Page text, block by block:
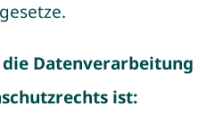
Datenverarbeitung
ist: